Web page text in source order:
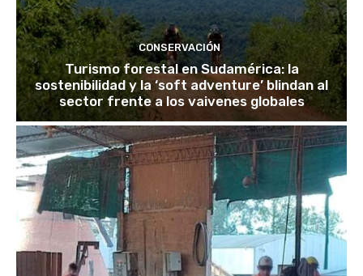
CONSERVACIÓN
Turismo forestal en Sudamérica: la
sostenibilidad y la ‘soft adventure’ blindan al
sector frente a los vaivenes globales